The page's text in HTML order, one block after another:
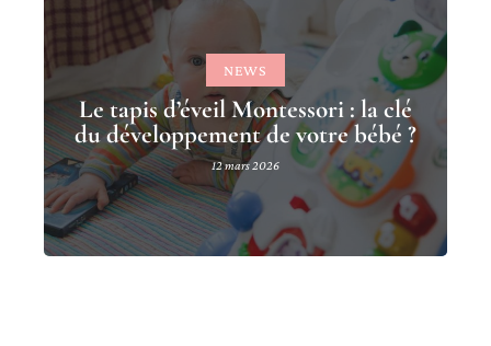
NEWS
Le tapis d’éveil Montessori : la clé
du développement de votre bébé ?
12 mars 2026